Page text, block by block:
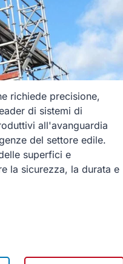
richiede precisione,
di sistemi di
all'avanguardia
del settore edile.
superfici e
la sicurezza, la durata e